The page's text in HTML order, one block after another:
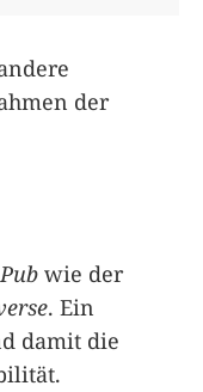
der
wie der
. Ein
damit die